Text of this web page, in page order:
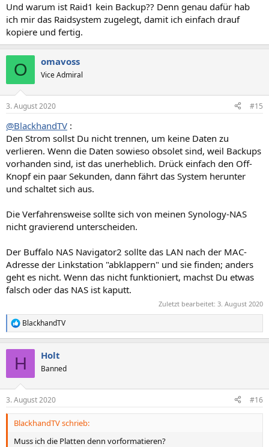
Und warum ist Raid1 kein Backup?? Denn genau dafür hab
ich mir das Raidsystem zugelegt, damit ich einfach drauf
kopiere und fertig.
O omavoss
Vice Admiral
3. August 2020 #15
@BlackhandTV :
Den Strom sollst Du nicht trennen, um keine Daten zu
verlieren. Wenn die Daten sowieso obsolet sind, weil Backups
vorhanden sind, ist das unerheblich. Drück einfach den Off-
Knopf ein paar Sekunden, dann fährt das System herunter
und schaltet sich aus.
Die Verfahrensweise sollte sich von meinen Synology-NAS
nicht gravierend unterscheiden.
Der Buffalo NAS Navigator2 sollte das LAN nach der MAC-
Adresse der Linkstation "abklappern" und sie finden; anders
geht es nicht. Wenn das nicht funktioniert, machst Du etwas
falsch oder das NAS ist kaputt.
Zuletzt bearbeitet: 3. August 2020
R
e
e
n
BlackhandTV
H Holt
Banned
3. August 2020 #16
BlackhandTV schrieb:
Muss ich die Platten denn vorformatieren?